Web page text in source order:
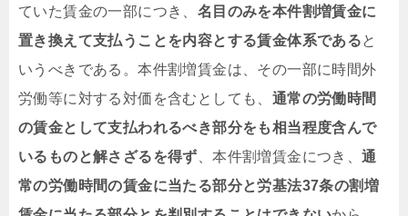
ていた賃金の一部につき、 名目のみを本件割増賃金に
置き換えて支払うことを内容とする賃金体系であると
いうべきである。本件割増賃金は、その一部に時間外
労働等に対する対価を含むとしても、 通常の労働時間
の賃金として支払われるべき部分をも相当程度含んで
いるものと解さざるを得ず 、本件割増賃金につき、通
常の労働時間の賃金に当たる部分と労基法37条の割増